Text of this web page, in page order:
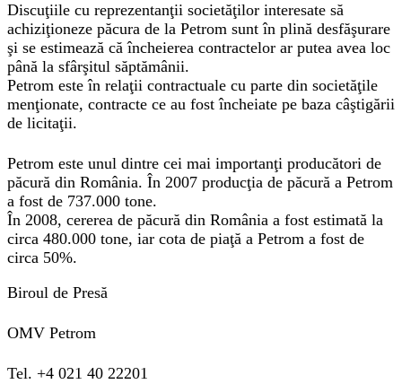
Discuţiile cu reprezentanţii societăţilor interesate să
achiziţioneze păcura de la Petrom sunt în plină desfăşurare
şi se estimează că încheierea contractelor ar putea avea loc
până la sfârşitul săptămânii.
Petrom este în relaţii contractuale cu parte din societăţile
menţionate, contracte ce au fost încheiate pe baza câştigării
de licitaţii.
Petrom este unul dintre cei mai importanţi producători de
păcură din România. În 2007 producţia de păcură a Petrom
a fost de 737.000 tone.
În 2008, cererea de păcură din România a fost estimată la
circa 480.000 tone, iar cota de piaţă a Petrom a fost de
circa 50%.
Biroul de Presă
OMV Petrom
Tel. +4 021 40 22201